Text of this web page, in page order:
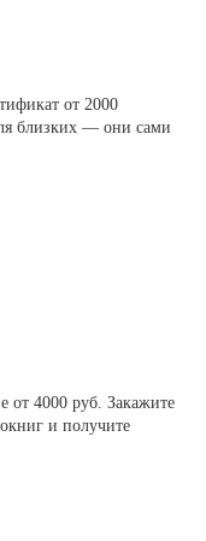
от 2000
близких — они сами
от 4000 руб. Закажите
и получите